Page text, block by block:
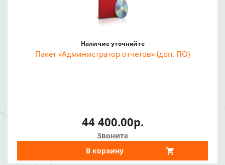
Наличие уточняйте
Пакет «Администратор отчётов» (доп. ПО)
44 400.00р.
Звоните
В корзину